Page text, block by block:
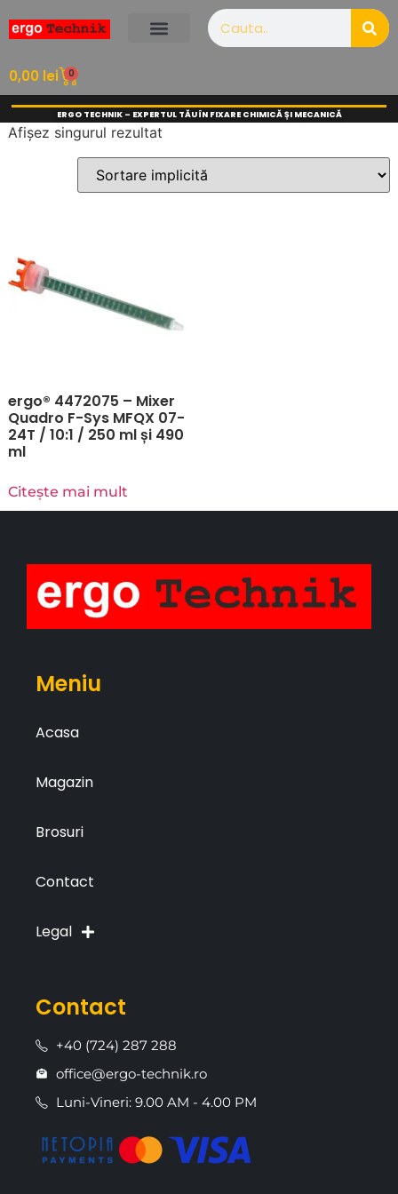
0,00 lei 0
ERGO TECHNIK – EXPERTUL TĂU ÎN FIXARE CHIMICĂ ȘI MECANICĂ
Afișez singurul rezultat
ergo® 4472075 – Mixer
Quadro F-Sys MFQX 07-
24T / 10:1 / 250 ml și 490
ml
Citește mai mult
Meniu
Acasa
Magazin
Brosuri
Contact
Legal
Contact
+40 (724) 287 288
office@ergo-technik.ro
Luni-Vineri: 9.00 AM - 4.00 PM